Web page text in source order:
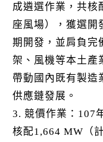
成遴選作業，共核
座風場），獲選開
期開發，並肩負完
架、風機等本土產
帶動國內既有製造
供應鏈發展。
3. 競價作業：107
核配1,664 MW（